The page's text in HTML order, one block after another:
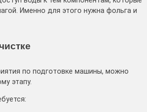
Именно для этого нужна фольга и
по подготовке машины, можно
этапу.